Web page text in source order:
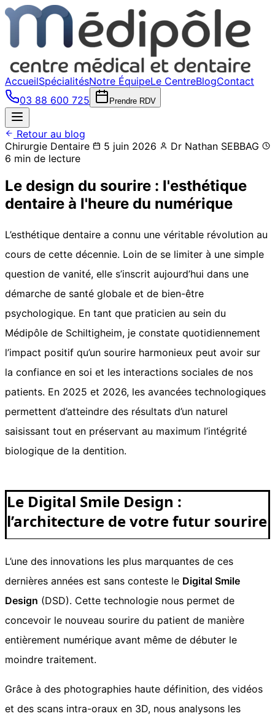
AccueilSpécialitésNotre ÉquipeLe CentreBlogContact
03 88 600 725
Prendre RDV
Retour au blog
Chirurgie Dentaire
5 juin 2026
Dr Nathan SEBBAG
6 min de lecture
Le design du sourire : l'esthétique
dentaire à l'heure du numérique
L’esthétique dentaire a connu une véritable révolution au
cours de cette décennie. Loin de se limiter à une simple
question de vanité, elle s’inscrit aujourd’hui dans une
démarche de santé globale et de bien-être
psychologique. En tant que praticien au sein du
Médipôle de Schiltigheim, je constate quotidiennement
l’impact positif qu’un sourire harmonieux peut avoir sur
la confiance en soi et les interactions sociales de nos
patients. En 2025 et 2026, les avancées technologiques
permettent d’atteindre des résultats d’un naturel
saisissant tout en préservant au maximum l’intégrité
biologique de la dentition.
Le Digital Smile Design :
l’architecture de votre futur sourire
L’une des innovations les plus marquantes de ces
dernières années est sans conteste le Digital Smile
Design (DSD). Cette technologie nous permet de
concevoir le nouveau sourire du patient de manière
entièrement numérique avant même de débuter le
moindre traitement.
Grâce à des photographies haute définition, des vidéos
et des scans intra-oraux en 3D, nous analysons les